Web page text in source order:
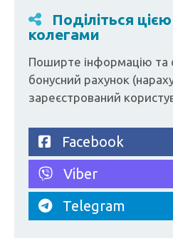
Поділіться
колегами
Поширте інформацію та
бонусний рахунок
зареєстрований
Facebook
Viber
Telegram